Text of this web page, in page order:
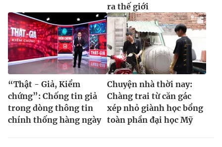
ra thế giới
“Thật - Giả, Kiểm
chứng”: Chống tin giả
trong dòng thông tin
chính thống hàng ngày
Chuyện nhà thời nay:
Chàng trai từ căn gác
xép nhỏ giành học bổng
toàn phần đại học Mỹ